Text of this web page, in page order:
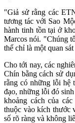
"Giả sử rằng các
tương tác với Sao
hành tinh tồn tại ở
Marcos nói. "Chúng
thể chỉ là một quan
Cho tới nay, các
Chín bằng cách sử
rằng có những lỗi hệ
đạo, những lỗi đó
khoảng cách của
thuộc vào kích thước
số rõ ràng và không